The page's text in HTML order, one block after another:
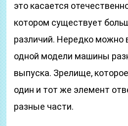
это касается
котором существует
различий. Нередко можно
одной модели машины
выпуска. Зрелище,
один и тот же элемент
разные части.